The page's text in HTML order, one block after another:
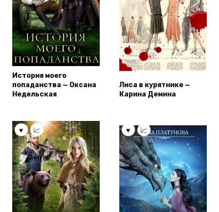
История моего
попаданства — Оксана
Недельская
Лиса в курятнике —
Карина Демина